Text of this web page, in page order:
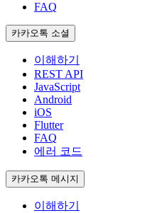
FAQ
카카오톡 소셜
이해하기
REST API
JavaScript
Android
iOS
Flutter
FAQ
에러 코드
카카오톡 메시지
이해하기